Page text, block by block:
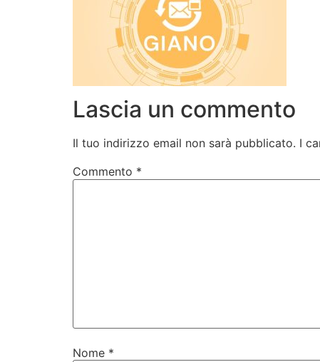
Lascia un commento
Il tuo indirizzo email non sarà pubblicato. I
Commento *
Nome *